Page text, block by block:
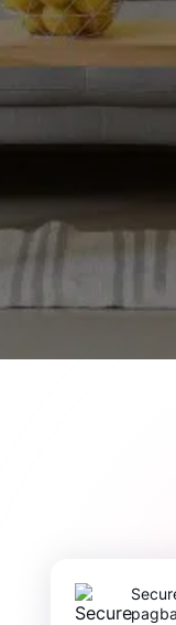
Secure na